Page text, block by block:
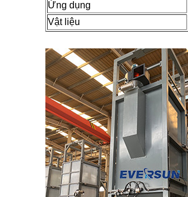
Ứng dụng
Vật liệu